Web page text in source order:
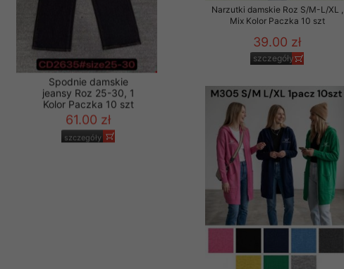
Spodnie damskie
Narzutki damskie Roz S/M-L/XL ,
Mix Kolor Paczka 10 szt
39.00 zł
szczegóły